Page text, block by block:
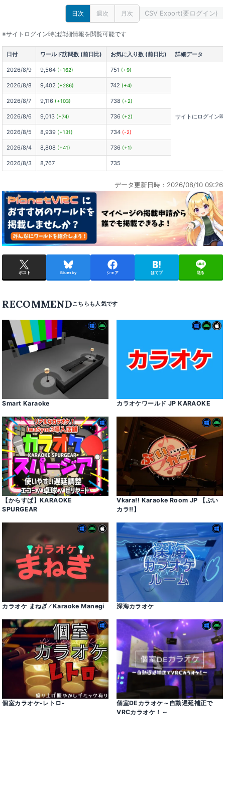
日次 週次 月次 CSV Export(要ログイン)
※サイトログイン時は詳細情報を閲覧可能です
日付 ワールド訪問数 (前日比) お気に入り数 (前日比) 詳細データ
2026/8/9 9,564 (+162) 751 (+9)
サイトにログイン
2026/8/8 9,402 (+286) 742 (+4)
2026/8/7 9,116 (+103) 738 (+2)
2026/8/6 9,013 (+74) 736 (+2)
2026/8/5 8,939 (+131) 734 (-2)
2026/8/4 8,808 (+41) 736 (+1)
2026/8/3 8,767 735
データ更新日時：2026/08/10 09:26
ポスト Bluesky シェア はてブ 送る
RECOMMEND
Smart Karaoke カラオケワールド JP KARAOKE
【からすぱ】KARAOKE
SPURGEAR
Vkaraǃǃ Karaoke Room JP 【ぶい
カラǃǃ】
カラオケ まねぎ ⁄ Karaoke Manegi 深海カラオケ
個室カラオケ-レトロ-
個室DEカラオケ～自動遅延補正で
VRCカラオケ！～